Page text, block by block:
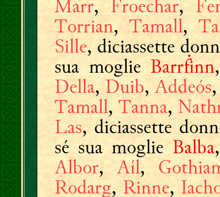
Marr,Froechar,
Torrian,Tamall,
Sille, diciassette
sua moglieBarrḟinn
Della,Duib,Addeós
Tamall,Tanna,
Las, diciassette
sé sua moglieBalba
Albor,Aíl,
Rodarg,Rinne,